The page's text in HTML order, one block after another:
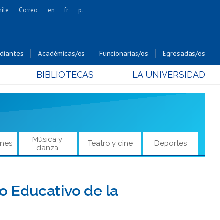
Cs. Forestales y Conservación
Cs. Sociales
Comunicación e Imagen
Odontología
Estudios Internacionales
Hospital Clínico
Correo en fr pt
Académicas/os Funcionarias/os Egresadas/os
BIBLIOTECAS LA UNIVERSIDAD
Música y
danza
Teatro y cine Deportes
Educativo de la